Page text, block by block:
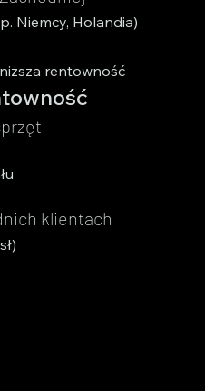
Niemcy, Holandia)
rentowność
klientach